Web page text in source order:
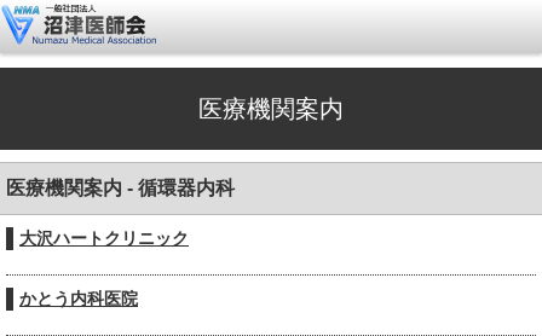
医療機関案内
医療機関案内 - 循環器内科
大沢ハートクリニック
かとう内科医院